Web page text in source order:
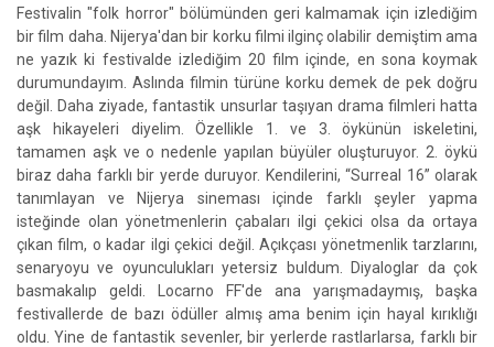
Festivalin "folk horror" bölümünden geri kalmamak için izlediğim
bir film daha. Nijerya'dan bir korku filmi ilginç olabilir demiştim ama
ne yazık ki festivalde izlediğim 20 film içinde, en sona koymak
durumundayım. Aslında filmin türüne korku demek de pek doğru
değil. Daha ziyade, fantastik unsurlar taşıyan drama filmleri hatta
aşk hikayeleri diyelim. Özellikle 1. ve 3. öykünün iskeletini,
tamamen aşk ve o nedenle yapılan büyüler oluşturuyor. 2. öykü
biraz daha farklı bir yerde duruyor. Kendilerini, “Surreal 16” olarak
tanımlayan ve Nijerya sineması içinde farklı şeyler yapma
isteğinde olan yönetmenlerin çabaları ilgi çekici olsa da ortaya
çıkan film, o kadar ilgi çekici değil. Açıkçası yönetmenlik tarzlarını,
senaryoyu ve oyunculukları yetersiz buldum. Diyaloglar da çok
basmakalıp geldi. Locarno FF'de ana yarışmadaymış, başka
festivallerde de bazı ödüller almış ama benim için hayal kırıklığı
oldu. Yine de fantastik sevenler, bir yerlerde rastlarlarsa, farklı bir